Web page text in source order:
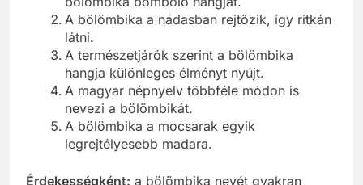
A bölömbika a nádasban rejtőzik, így ritkán
látni.
A természetjárók szerint a bölömbika
hangja különleges élményt nyújt.
A magyar népnyelv többféle módon is
nevezi a bölömbikát.
A bölömbika a mocsarak egyik
legrejtélyesebb madara.
Érdekességként: a bölömbika nevét gyakran